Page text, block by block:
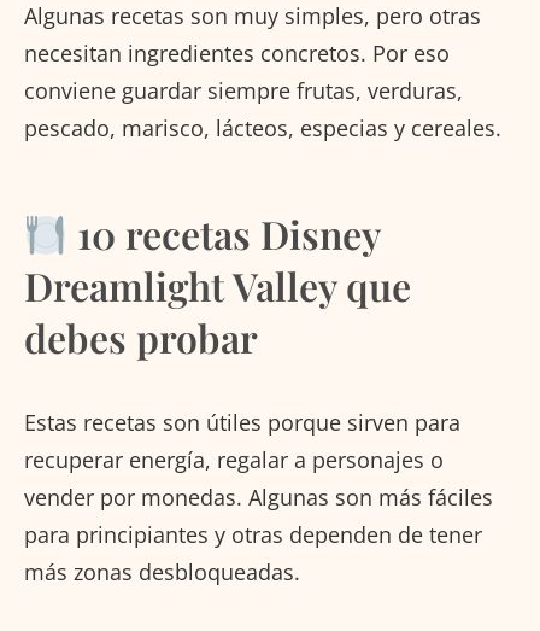
Algunas recetas son muy simples, pero otras
necesitan ingredientes concretos. Por eso
conviene guardar siempre frutas, verduras,
pescado, marisco, lácteos, especias y cereales.
10 recetas Disney
Dreamlight Valley que
debes probar
Estas recetas son útiles porque sirven para
recuperar energía, regalar a personajes o
vender por monedas. Algunas son más fáciles
para principiantes y otras dependen de tener
más zonas desbloqueadas.